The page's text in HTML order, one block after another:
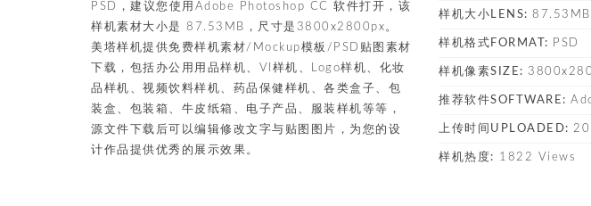
PSD，建议您使用Adobe Photoshop CC 软件打开，该
样机素材大小是 87.53MB，尺寸是3800x2800px。
美塔样机提供免费样机素材/Mockup模板/PSD贴图素材
下载，包括办公用用品样机、VI样机、Logo样机、化妆
品样机、视频饮料样机、药品保健样机、各类盒子、包
装盒、包装箱、牛皮纸箱、电子产品、服装样机等等，
源文件下载后可以编辑修改文字与贴图图片，为您的设
计作品提供优秀的展示效果。
样机大小LENS: 87.53MB
样机格式FORMAT: PSD
样机像素SIZE:
推荐软件SOFTWARE:
上传时间UPLOADED:
样机热度: 1822 Views